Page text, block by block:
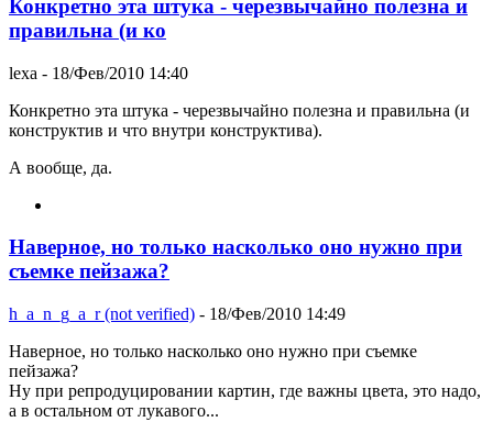
Конкретно эта штука - черезвычайно полезна и
правильна (и ко
lexa - 18/Фев/2010 14:40
Конкретно эта штука - черезвычайно полезна и правильна (и
конструктив и что внутри конструктива).
А вообще, да.
Наверное, но только насколько оно нужно при
съемке пейзажа?
h_a_n_g_a_r (not verified) - 18/Фев/2010 14:49
Наверное, но только насколько оно нужно при съемке
пейзажа?
Ну при репродуцировании картин, где важны цвета, это надо,
а в остальном от лукавого...